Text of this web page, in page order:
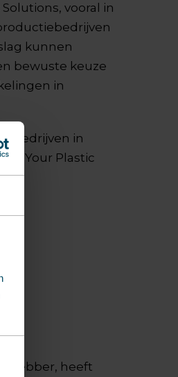
vooral in
kunnen
bewuste keuze
in
bedrijven in
Your Plastic
heeft